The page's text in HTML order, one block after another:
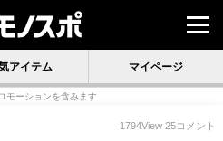
アイテム マイページ
モーションを含みます
1794View 25コメント